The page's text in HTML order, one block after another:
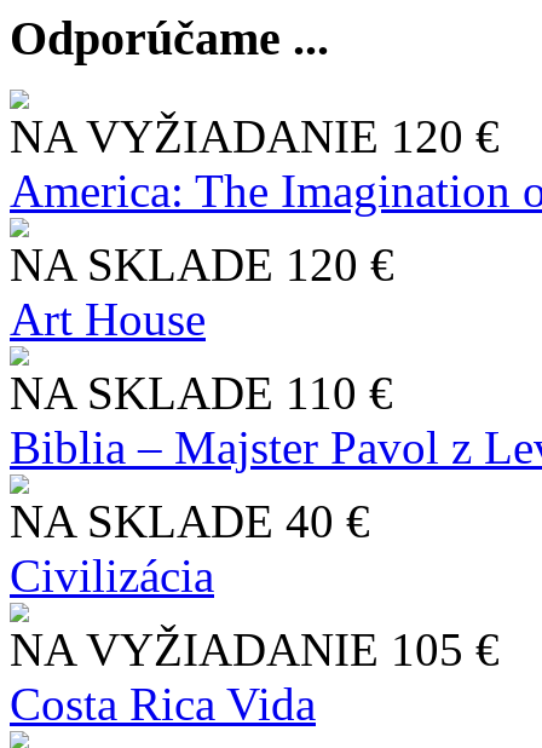
Odporúčame ...
NA VYŽIADANIE 120 €
America: The Imagination
NA SKLADE 120 €
Art House
NA SKLADE 110 €
Biblia – Majster Pavol z
NA SKLADE 40 €
Civilizácia
NA VYŽIADANIE 105 €
Costa Rica Vida